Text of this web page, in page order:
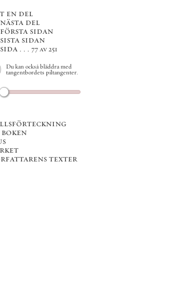
en del
del
sidan
sidan
. . . 77 av 251
Du kan också bläddra med
tangentbordets piltangenter.
boken
texter